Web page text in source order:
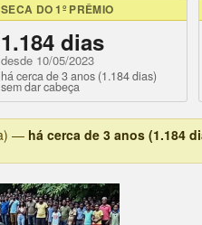
SECA DO 1º PRÊMIO
1.184 dias
desde 10/05/2023
há cerca de 3 anos (1.184 dias)
sem dar cabeça
— há cerca de 3 anos (1.184